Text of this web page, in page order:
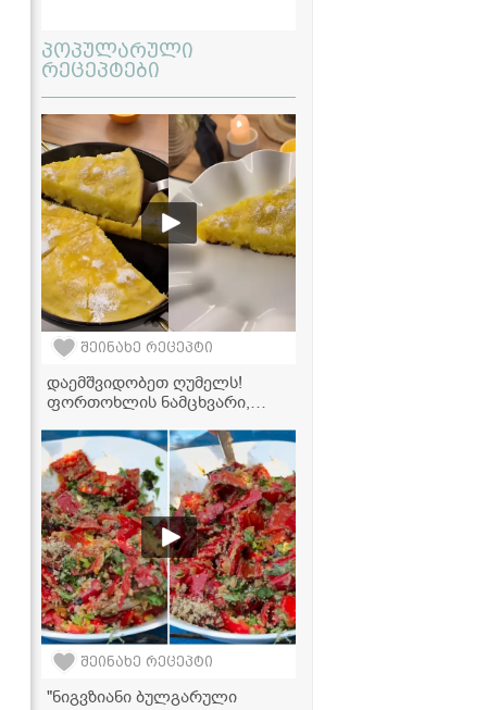
პოპულარული
რეცეპტები
შეინახე რეცეპტი
დაემშვიდობეთ ღუმელს!
ფორთოხლის ნამცხვარი,
მზადდება
შეინახე რეცეპტი
"ნიგვზიანი ბულგარული